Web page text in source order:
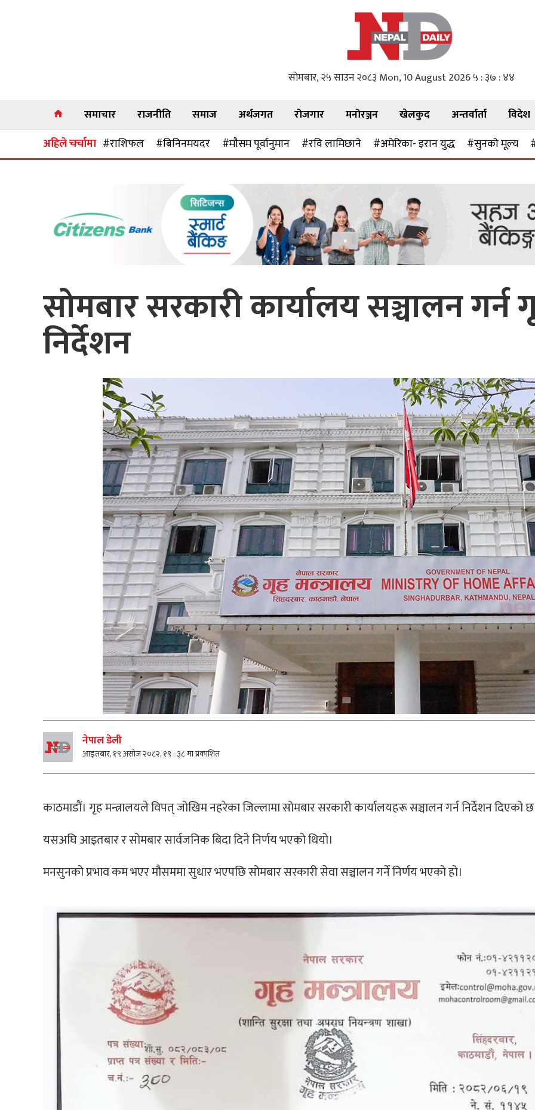
सोमबार, २५ साउन २०८३ Mon, 10 August 2026५ : ३७ : ४६
समाचार राजनीति समाज अर्थजगत रोजगार मनोरञ्जन खेलकुद अन्तर्वार्ता विदेश
अहिले चर्चामा #राशिफल #बिनिनमयदर #माैसम पूर्वानुमान #रवि लामिछाने #अमेरिका- इरान युद्ध #सुनकाे मूल्य
सोमबार सरकारी कार्यालय सञ्चालन गर्न
निर्देशन
नेपाल डेली
आइतबार, १९ असोज २०८२, १९ : ३८ मा प्रकाशित
काठमाडाैं। गृह मन्त्रालयले विपत् जोखिम नहरेका जिल्लामा सोमबार सरकारी कार्यालयहरू सञ्चालन गर्न निर्देशन दिएको
यसअघि आइतबार र सोमबार सार्वजनिक बिदा दिने निर्णय भएको थियो।
मनसुनको प्रभाव कम भएर मौसममा सुधार भएपछि सोमबार सरकारी सेवा सञ्चालन गर्ने निर्णय भएको हो।